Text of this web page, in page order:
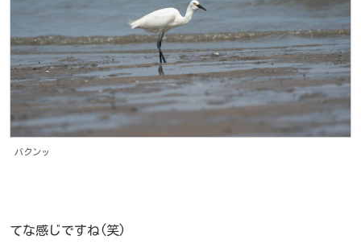
バクンッ
てな感じですね(笑)